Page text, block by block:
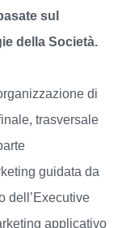
sul
della Società.
di
trasversale
guidata da
dell’Executive
applicativo